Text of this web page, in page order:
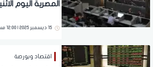
15 ديسمبر 2025 | 12:00 مساءً
اقتصاد وبورصة